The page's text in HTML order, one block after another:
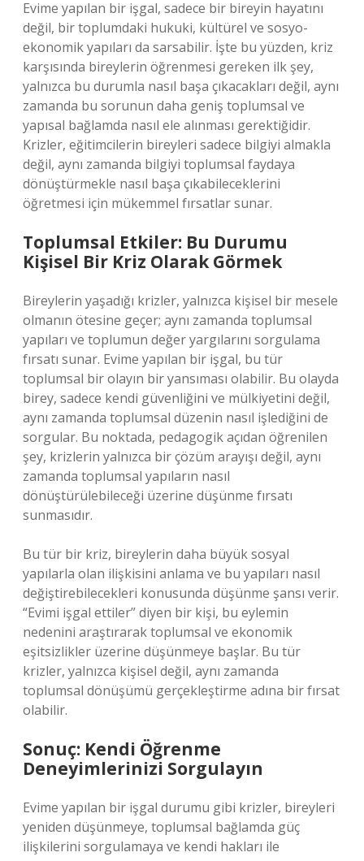
Evime yapılan bir işgal, sadece bir bireyin hayatını
değil, bir toplumdaki hukuki, kültürel ve sosyo-
ekonomik yapıları da sarsabilir. İşte bu yüzden, kriz
karşısında bireylerin öğrenmesi gereken ilk şey,
yalnızca bu durumla nasıl başa çıkacakları değil, aynı
zamanda bu sorunun daha geniş toplumsal ve
yapısal bağlamda nasıl ele alınması gerektiğidir.
Krizler, eğitimcilerin bireyleri sadece bilgiyi almakla
değil, aynı zamanda bilgiyi toplumsal faydaya
dönüştürmekle nasıl başa çıkabileceklerini
öğretmesi için mükemmel fırsatlar sunar.
Toplumsal Etkiler: Bu Durumu
Kişisel Bir Kriz Olarak Görmek
Bireylerin yaşadığı krizler, yalnızca kişisel bir mesele
olmanın ötesine geçer; aynı zamanda toplumsal
yapıları ve toplumun değer yargılarını sorgulama
fırsatı sunar. Evime yapılan bir işgal, bu tür
toplumsal bir olayın bir yansıması olabilir. Bu olayda
birey, sadece kendi güvenliğini ve mülkiyetini değil,
aynı zamanda toplumsal düzenin nasıl işlediğini de
sorgular. Bu noktada, pedagogik açıdan öğrenilen
şey, krizlerin yalnızca bir çözüm arayışı değil, aynı
zamanda toplumsal yapıların nasıl
dönüştürülebileceği üzerine düşünme fırsatı
sunmasıdır.
Bu tür bir kriz, bireylerin daha büyük sosyal
yapılarla olan ilişkisini anlama ve bu yapıları nasıl
değiştirebilecekleri konusunda düşünme şansı verir.
“Evimi işgal ettiler” diyen bir kişi, bu eylemin
nedenini araştırarak toplumsal ve ekonomik
eşitsizlikler üzerine düşünmeye başlar. Bu tür
krizler, yalnızca kişisel değil, aynı zamanda
toplumsal dönüşümü gerçekleştirme adına bir fırsat
olabilir.
Sonuç: Kendi Öğrenme
Deneyimlerinizi Sorgulayın
Evime yapılan bir işgal durumu gibi krizler, bireyleri
yeniden düşünmeye, toplumsal bağlamda güç
ilişkilerini sorgulamaya ve kendi hakları ile